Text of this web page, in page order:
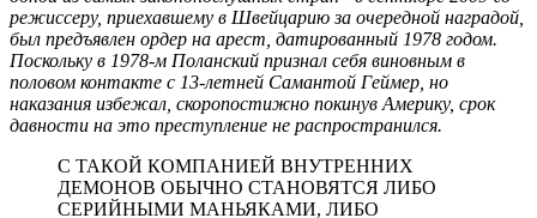
режиссеру, приехавшему в Швейцарию за очередной наградой,
был предъявлен ордер на арест, датированный 1978 годом.
Поскольку в 1978-м Поланский признал себя виновным в
половом контакте с 13-летней Самантой Геймер, но
наказания избежал, скоропостижно покинув Америку, срок
давности на это преступление не распространился.
С ТАКОЙ КОМПАНИЕЙ ВНУТРЕННИХ
ДЕМОНОВ ОБЫЧНО СТАНОВЯТСЯ ЛИБО
СЕРИЙНЫМИ МАНЬЯКАМИ, ЛИБО